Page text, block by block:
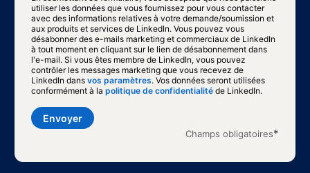
utiliser les données que vous fournissez pour vous contacter
avec des informations relatives à votre demande/soumission et
aux produits et services de LinkedIn. Vous pouvez vous
désabonner des e-mails marketing et commerciaux de LinkedIn
à tout moment en cliquant sur le lien de désabonnement dans
l'e-mail. Si vous êtes membre de LinkedIn, vous pouvez
contrôler les messages marketing que vous recevez de
LinkedIn dansvos paramètresopens in a new tab
. Vos données seront utilisées
conformément à lapolitique de confidentialité opens in a new tab
de LinkedIn.
Champs obligatoires*
Envoyer